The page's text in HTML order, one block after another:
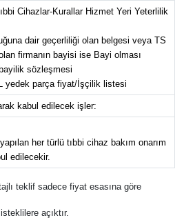
Cihazlar-Kurallar Hizmet Yeri Yeterlilik
dair geçerliliği olan belgesi veya TS
firmanın bayisi ise Bayi olması
sözleşmesi
yedek parça fiyat/İşçilik listesi
kabul edilecek işler:
her türlü tıbbi cihaz bakım onarım
edilecekir.
teklif sadece fiyat esasına göre
açıktır.